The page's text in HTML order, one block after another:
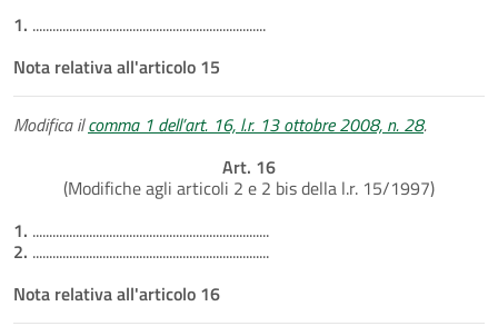
1. ......................................................................
Nota relativa all'articolo 15
Modifica ilcomma 1 dell’art. 16, l.r. 13 ottobre 2008, n. 28.
Art. 16
(Modifiche agli articoli 2 e 2 bis della l.r. 15/1997)
1. .......................................................................
2. .......................................................................
Nota relativa all'articolo 16